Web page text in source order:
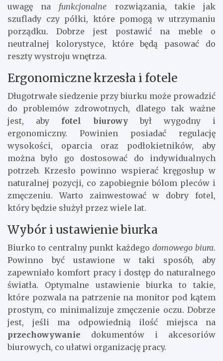
uwagę na funkcjonalne rozwiązania, takie jak
szuflady czy półki, które pomogą w utrzymaniu
porządku. Dobrze jest postawić na meble o
neutralnej kolorystyce, które będą pasować do
reszty wystroju wnętrza.
Ergonomiczne krzesła i fotele
Długotrwałe siedzenie przy biurku może prowadzić
do problemów zdrowotnych, dlatego tak ważne
jest, aby fotel biurowybył wygodny i
ergonomiczny. Powinien posiadać regulację
wysokości, oparcia oraz podłokietników, aby
można było go dostosować do indywidualnych
potrzeb. Krzesło powinno wspierać kręgosłup w
naturalnej pozycji, co zapobiegnie bólom pleców i
zmęczeniu. Warto zainwestować w dobry fotel,
który będzie służył przez wiele lat.
Wybór i ustawienie biurka
Biurko to centralny punkt każdegodomowego biura.
Powinno być ustawione w taki sposób, aby
zapewniało komfort pracy i dostęp do naturalnego
światła. Optymalne ustawienie biurka to takie,
które pozwala na patrzenie na monitor pod kątem
prostym, co minimalizuje zmęczenie oczu. Dobrze
jest, jeśli ma odpowiednią ilość miejsca na
przechowywanie dokumentów i akcesoriów
biurowych, co ułatwi organizację pracy.